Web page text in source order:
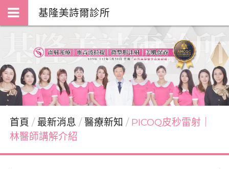
基隆美詩爾診所
首頁 最新消息 醫療新知
PICOQ皮秒雷射｜
林醫師講解介紹